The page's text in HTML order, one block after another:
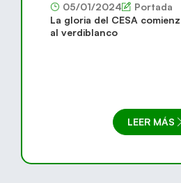
05/01/2024
Portada
La gloria del CESA
al verdiblanco
LEER MÁS